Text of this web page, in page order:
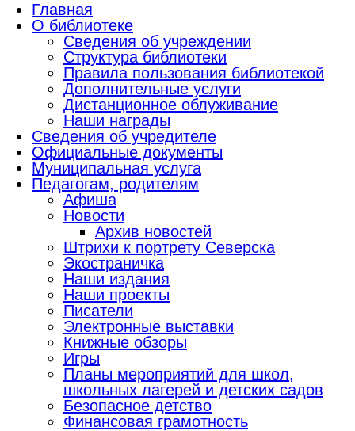
Главная
О библиотеке
Сведения об учреждении
Структура библиотеки
Правила пользования библиотекой
Дополнительные услуги
Дистанционное облуживание
Наши награды
Сведения об учредителе
Официальные документы
Муниципальная услуга
Педагогам, родителям
Афиша
Новости
Архив новостей
Штрихи к портрету Северска
Экостраничка
Наши издания
Наши проекты
Писатели
Электронные выставки
Книжные обзоры
Игры
Планы мероприятий для школ,
школьных лагерей и детских садов
Безопасное детство
Финансовая грамотность